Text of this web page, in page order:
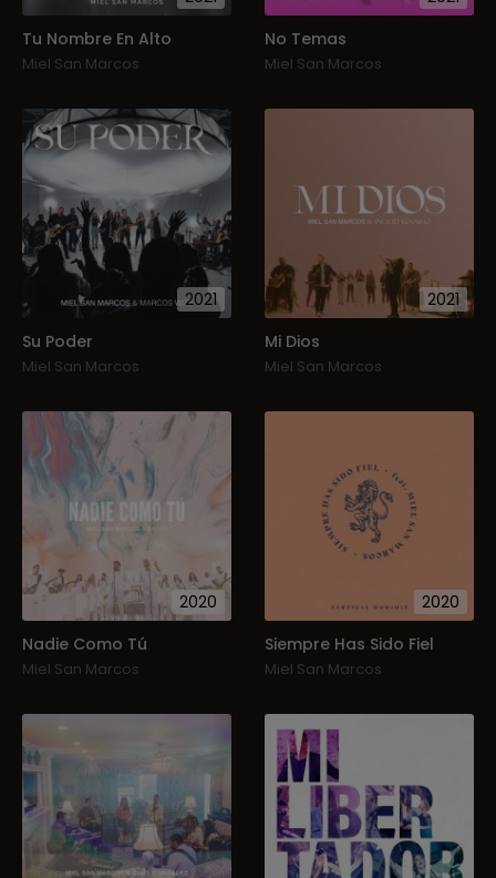
Tu Nombre En Alto
Miel San Marcos
No Temas
Miel San Marcos
2021
Su Poder
Miel San Marcos
2021
Mi Dios
Miel San Marcos
2020
Nadie Como Tú
Miel San Marcos
2020
Siempre Has Sido Fiel
Miel San Marcos